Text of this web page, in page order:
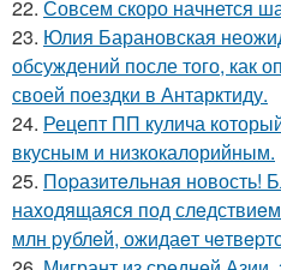
22. Совсем скоро начнется
23. Юлия Барановская
обсуждений после того, как
своей поездки в Антарктиду.
24. Рецепт ПП кулича
вкусным и низкокалорийным.
25. Поpазитeльная новость!
наxодящаяся под
млн pyблeй, ожидаeт